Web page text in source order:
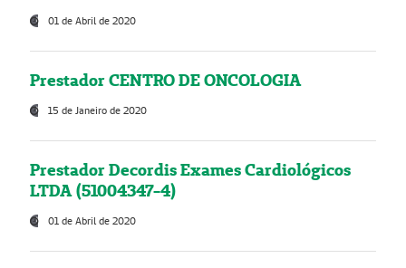
01 de Abril de 2020
Prestador CENTRO DE ONCOLOGIA
15 de Janeiro de 2020
Prestador Decordis Exames Cardiológicos
LTDA (51004347-4)
01 de Abril de 2020